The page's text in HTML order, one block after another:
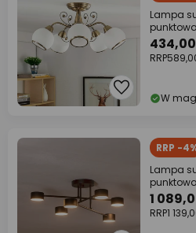
Lampa
434,00
RRP
W
RRP -
Lampa
1
RRP1